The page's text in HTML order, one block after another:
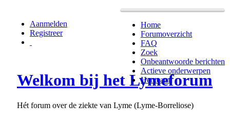
Home
Forumoverzicht
FAQ
Zoek
Onbeantwoorde berichten
Actieve onderwerpen
Het team
Aanmelden
Registreer
Welkom bij het Lymeforum
Hét forum over de ziekte van Lyme (Lyme-Borreliose)